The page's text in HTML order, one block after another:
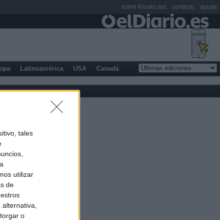
tales
utilizar
de
o
Latinoamérica USA Canadá
sobre Kiosko.net contacto ayuda